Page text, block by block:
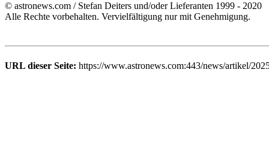
© astronews.com / Stefan Deiters und/oder Lieferanten 1999 - 2020
Alle Rechte vorbehalten. Vervielfältigung nur mit Genehmigung.
URL dieser Seite: https://www.astronews.com:443/news/artikel/